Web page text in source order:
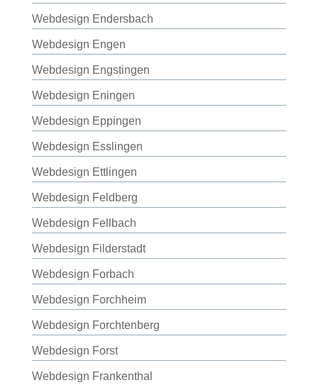
Webdesign Endersbach
Webdesign Engen
Webdesign Engstingen
Webdesign Eningen
Webdesign Eppingen
Webdesign Esslingen
Webdesign Ettlingen
Webdesign Feldberg
Webdesign Fellbach
Webdesign Filderstadt
Webdesign Forbach
Webdesign Forchheim
Webdesign Forchtenberg
Webdesign Forst
Webdesign Frankenthal